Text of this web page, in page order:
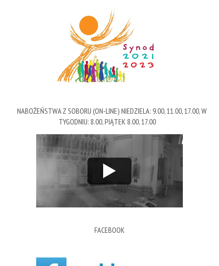
NABOŻEŃSTWA Z SOBORU (ON-LINE) NIEDZIELA: 9.00, 11.00, 17.00, W
TYGODNIU: 8.00, PIĄTEK 8.00, 17.00
FACEBOOK